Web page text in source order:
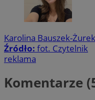
Karolina Bauszek-Żurek
Źródło: fot. Czytelnik
reklama
Komentarze